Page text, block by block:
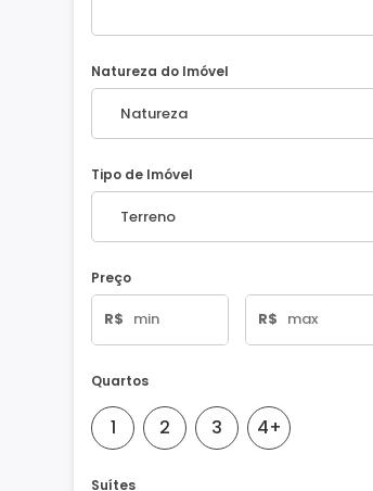
Natureza do Imóvel
Tipo de Imóvel
Preço
R$ R$
Quartos
1 2 3 4+
Suítes